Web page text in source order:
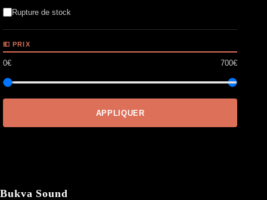
Bukva Sound
Rupture de stock
💶 PRIX
0€ 700€
APPLIQUER